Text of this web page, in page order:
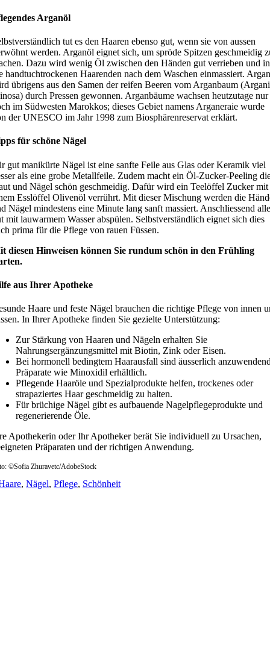
Arganöl
tut es den Haaren ebenso gut, wenn sie von aussen
werden. Arganöl eignet sich, um spröde Spitzen geschmeidig
Dazu wird wenig Öl zwischen den Händen gut verrieben und in
handtuchtrockenen Haarenden nach dem Waschen einmassiert.
übrigens aus den Samen der reifen Beeren vom Arganbaum
durch Pressen gewonnen. Arganbäume wachsen heutzutage nur
im Südwesten Marokkos; dieses Gebiet namens Arganeraie wurde
der UNESCO im Jahr 1998 zum Biosphärenreservat erklärt.
für schöne Nägel
gut manikürte Nägel ist eine sanfte Feile aus Glas oder Keramik viel
als eine grobe Metallfeile. Zudem macht ein Öl-Zucker-Peeling
und Nägel schön geschmeidig. Dafür wird ein Teelöffel Zucker mit
Esslöffel Olivenöl verrührt. Mit dieser Mischung werden die
Nägel mindestens eine Minute lang sanft massiert. Anschliessend
mit lauwarmem Wasser abspülen. Selbstverständlich eignet sich dies
prima für die Pflege von rauen Füssen.
diesen Hinweisen können Sie rundum schön in den Frühling
aus Ihrer Apotheke
Haare und feste Nägel brauchen die richtige Pflege von innen
In Ihrer Apotheke finden Sie gezielte Unterstützung:
Zur Stärkung von Haaren und Nägeln erhalten Sie
Nahrungsergänzungsmittel mit Biotin, Zink oder Eisen.
Bei hormonell bedingtem Haarausfall sind äusserlich
Präparate wie Minoxidil erhältlich.
Pflegende Haaröle und Spezialprodukte helfen, trockenes oder
strapaziertes Haar geschmeidig zu halten.
Für brüchige Nägel gibt es aufbauende Nagelpflegeprodukte und
regenerierende Öle.
Apothekerin oder Ihr Apotheker berät Sie individuell zu Ursachen,
Präparaten und der richtigen Anwendung.
©Sofia Zhuravetc/AdobeStock
,Nägel,Pflege, Schönheit